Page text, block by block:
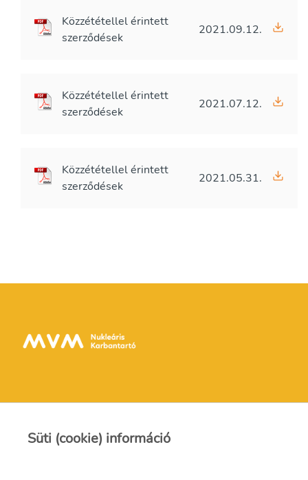
Közzététellel érintett
szerződések
2021.09.12.
Közzététellel érintett
szerződések
2021.07.12.
Közzététellel érintett
szerződések
2021.05.31.
Kapcsolat
Süti (cookie) információ